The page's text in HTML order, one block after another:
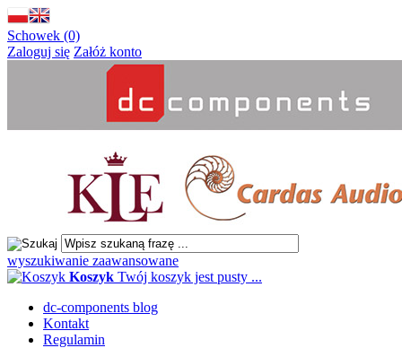
Schowek (0)
Zaloguj się Załóż konto
wyszukiwanie zaawansowane
Koszyk Twój koszyk jest pusty ...
dc-components blog
Kontakt
Regulamin